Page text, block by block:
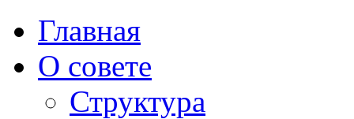
Главная
О совете
Структура